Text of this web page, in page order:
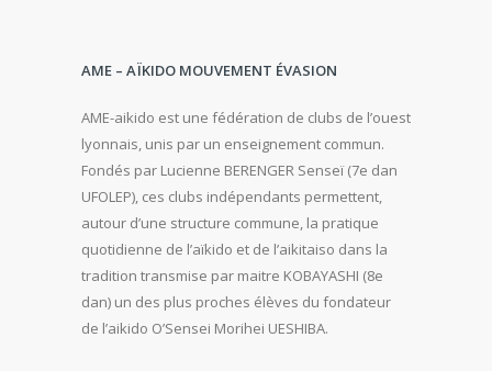
AME – AÏKIDO MOUVEMENT ÉVASION
AME-aikido est une fédération de clubs de l’ouest
lyonnais, unis par un enseignement commun.
Fondés par Lucienne BERENGER Senseï (7e dan
UFOLEP), ces clubs indépendants permettent,
autour d’une structure commune, la pratique
quotidienne de l’aïkido et de l’aikitaiso dans la
tradition transmise par maitre KOBAYASHI (8e
dan) un des plus proches élèves du fondateur
de l’aikido O’Sensei Morihei UESHIBA.